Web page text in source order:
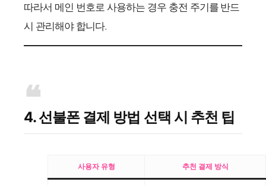
따라서 메인 번호로 사용하는 경우 충전 주기를 반드
시 관리해야 합니다.
4. 선불폰 결제 방법 선택 시 추천 팁
사용자 유형 추천 결제 방식